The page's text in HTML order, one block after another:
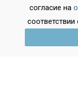
согласие на
соответствии